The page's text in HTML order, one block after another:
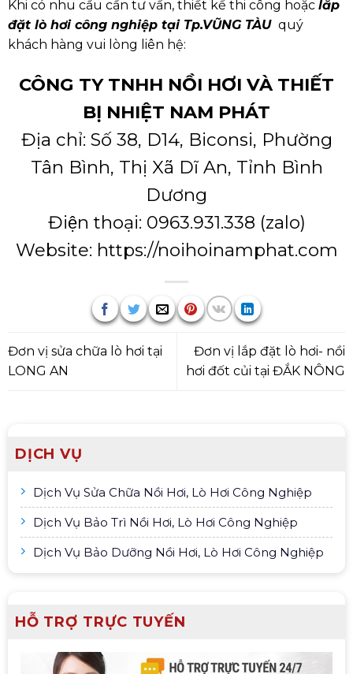
DỊCH VỤ
Dịch Vụ Sửa Chữa Nồi Hơi, Lò Hơi Công Nghiệp
Dịch Vụ Bảo Trì Nồi Hơi, Lò Hơi Công Nghiệp
Dịch Vụ Bảo Dưỡng Nồi Hơi, Lò Hơi Công Nghiệp
HỖ TRỢ TRỰC TUYẾN
Khi có nhu cầu cần tư vấn, thiết kế thi công hoặc lắp
đặt lò hơi công nghiệp tại Tp.VŨNG TÀU quý
khách hàng vui lòng liên hệ:
CÔNG TY TNHH NỒI HƠI VÀ THIẾT
BỊ NHIỆT NAM PHÁT
Địa chỉ: Số 38, D14, Biconsi, Phường
Tân Bình, Thị Xã Dĩ An, Tỉnh Bình
Dương
Điện thoại: 0963.931.338 (zalo)
Website: https://noihoinamphat.com
Đơn vị sửa chữa lò hơi tại
LONG AN
Đơn vị lắp đặt lò hơi- nồi
hơi đốt củi tại ĐẮK NÔNG